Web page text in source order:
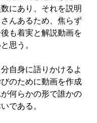
にあり、それを説明
んあるため、焦らず
も着実と解説動画を
思う。
自身に語りかけるよ
のために動画を作成
何らかの形で誰かの
である。